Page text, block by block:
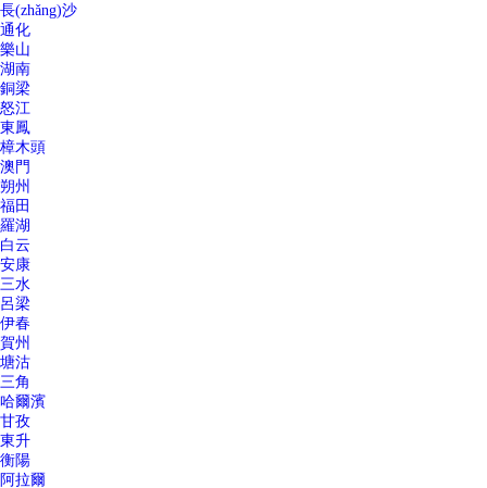
長(zhǎng)沙
通化
樂山
湖南
銅梁
怒江
東鳳
樟木頭
澳門
朔州
福田
羅湖
白云
安康
三水
呂梁
伊春
賀州
塘沽
三角
哈爾濱
甘孜
東升
衡陽
阿拉爾